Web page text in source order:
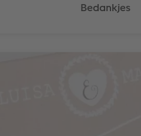
Bedankjes